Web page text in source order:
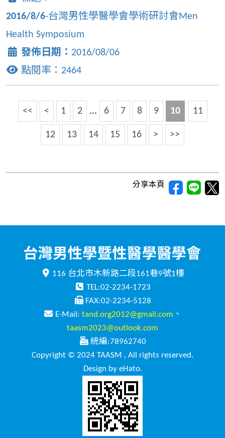
2016/8/6-台灣男性學醫學會學術研討會Men
Health Symposium
發佈日期： 2016/08/06
點閱率： 2464
<< < 1 2 ... 6 7 8 9 10 11
12 13 14 15 16 > >>
分享本頁
116 台北市木新路二段161巷9號1樓
TEL:02-2234-1723
FAX:02-2234-5128
E-Mail: tand.org2012@gmail.com 、
taasm2023@outlook.com
統編:78962740
Copyright © 2024 TAASM , All rights reserved.
Design by eHato.